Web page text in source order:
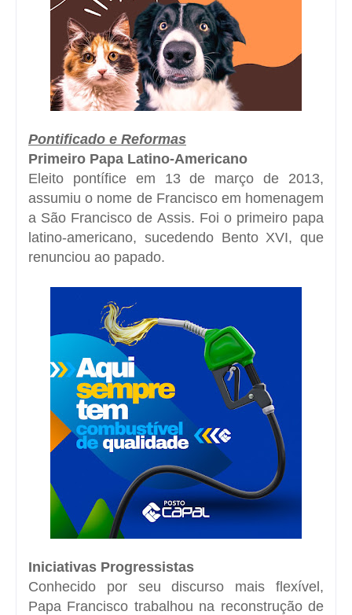
Pontificado e Reformas
Primeiro Papa Latino-Americano
Eleito pontífice em 13 de março de 2013,
assumiu o nome de Francisco em homenagem
a São Francisco de Assis. Foi o primeiro papa
latino-americano, sucedendo Bento XVI, que
renunciou ao papado.
Iniciativas Progressistas
Conhecido por seu discurso mais flexível,
Papa Francisco trabalhou na reconstrução de